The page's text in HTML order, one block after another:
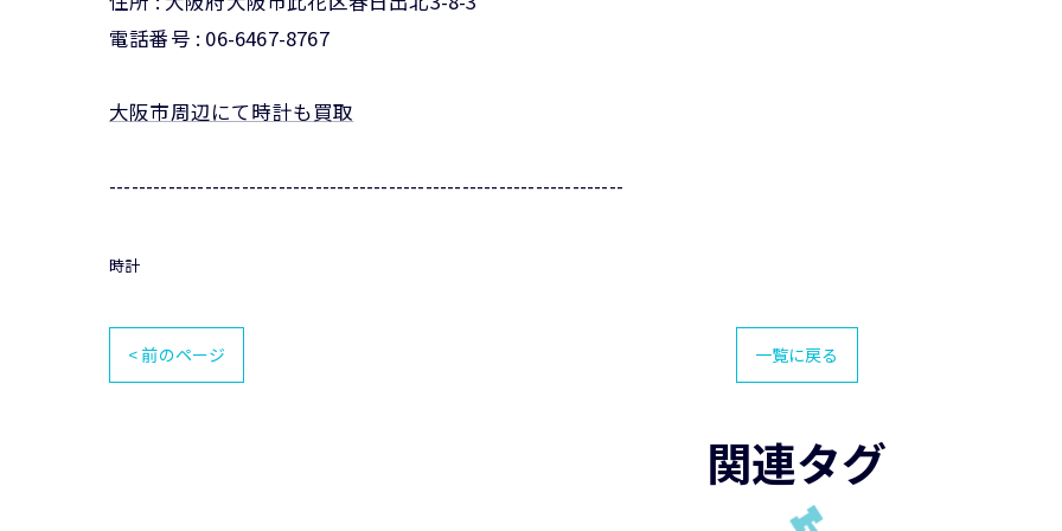
電話番号 : 06-6467-8767
大阪市周辺にて時計も買取
----------------------------------------------------------------------
時計
< 前のページ 一覧に戻る
関連タグ